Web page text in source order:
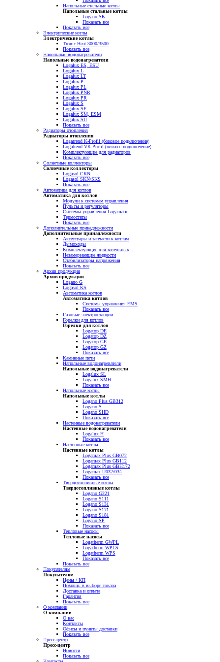
Напольные стальные котлы
Напольные стальные котлы
Logano SK
Показать все
Показать все
Электрические котлы
Электрические котлы
Tronic Heat 3000/3500
Показать все
Напольные водонагреватели
Напольные водонагреватели
Logalux ES, ESU
Logalux L
Logalux LT
Logalux P
Logalux PL
Logalux PNR
Logalux PR
Logalux S
Logalux SF
Logalux SM, ESM
Logalux SU
Показать все
Радиаторы отопления
Радиаторы отопления
Logatrend K-Profil (боковое подключение)
Logatrend VK-Profil (нижнее подключение)
Комплектующие для радиаторов
Показать все
Солнечные коллекторы
Солнечные коллекторы
Logasol CKN
Logasol SKN/SKS
Показать все
Автоматика для котлов
Автоматика для котлов
Модули к системам управления
Пульты и регуляторы
Системы управления Logamatic
Термостаты
Показать все
Дополнительные принадлежности
Дополнительные принадлежности
Аксессуары и запчасти к котлам
Дымоходы
Комплектующие для котельных
Незамерзающие жидкости
Стабилизаторы напряжения
Показать все
Архив продукции
Архив продукции
Logano G
Logasol KS
Автоматика котлов
Автоматика котлов
Системы управления EMS
Показать все
Газовые электростанции
Горелки для котлов
Горелки для котлов
Logatop DE
Logatop DZ
Logatop GE
Logatop GZ
Показать все
Каминные печи
Напольные водонагреватели
Напольные водонагреватели
Logalux SL
Logalux SMH
Показать все
Напольные котлы
Напольные котлы
Logano Plus GB312
Logano S
Logano SHD
Показать все
Настенные водонагреватели
Настенные водонагреватели
Logalux H
Показать все
Настенные котлы
Настенные котлы
Logamax Plus GB072
Logamax Plus GB112
Logamax Plus GBH172
Logamax U032/034
Показать все
Твердотопливные котлы
Твердотопливные котлы
Logano G221
Logano S111
Logano S131
Logano S171
Logano S181
Logano SP
Показать все
Тепловые насосы
Тепловые насосы
Logatherm GWPL
Logatherm WPLS
Logatherm WPS
Показать все
Показать все
Покупателям
Покупателям
Цены / КП
Помощь в выборе товара
Доставка и оплата
Гарантия
Показать все
О компании
О компании
О нас
Контакты
Офисы и пункты доставки
Показать все
Пресс-центр
Пресс-центр
Новости
Показать все